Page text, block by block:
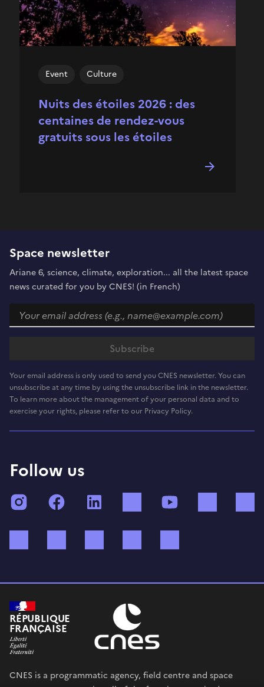
Nuits des étoiles 2026 : des
centaines de rendez-vous
gratuits sous les étoiles
Event Culture
Space newsletter
Ariane 6, science, climate, exploration... all the latest space
news curated for you by CNES! (in French)
Your email address is only used to send you CNES newsletter. You can
unsubscribe at any time by using the unsubscribe link in the newsletter.
To learn more about the management of your personal data and to
exercise your rights, please refer to our Privacy Policy.
Follow us
InstagramFacebook TikTok
RÉPUBLIQUE
FRANÇAISE
CNES is a programmatic agency, field centre and space